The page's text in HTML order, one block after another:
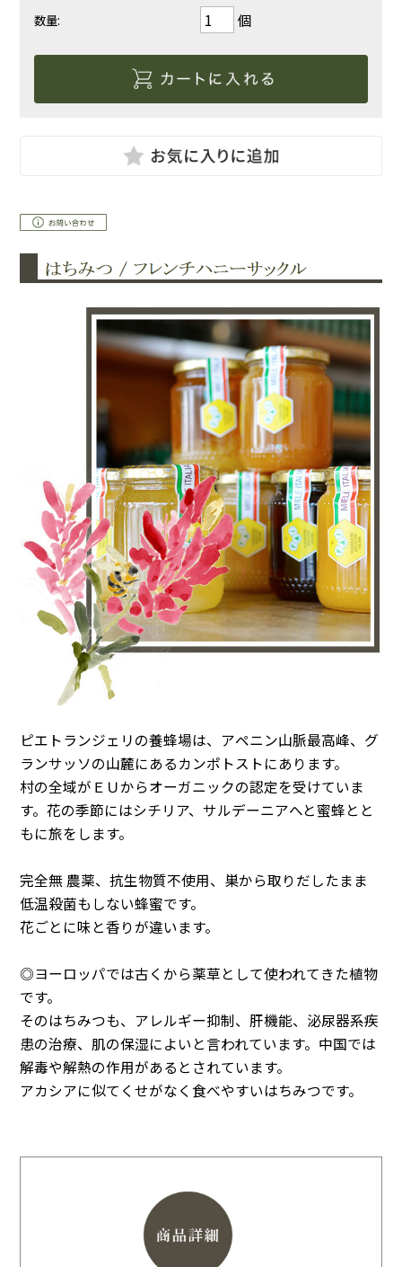
数量: 個
ピエトランジェリの養蜂場は、アペニン山脈最高峰、グ
ランサッソの山麓にあるカンポトストにあります。
村の全域がＥＵからオーガニックの認定を受けていま
す。花の季節にはシチリア、サルデーニアへと蜜蜂とと
もに旅をします。
完全無 農薬、抗生物質不使用、巣から取りだしたまま
低温殺菌もしない蜂蜜です。
花ごとに味と香りが違います。
◎ヨーロッパでは古くから薬草として使われてきた植物
です。
そのはちみつも、アレルギー抑制、肝機能、泌尿器系疾
患の治療、肌の保湿によいと言われています。中国では
解毒や解熱の作用があるとされています。
アカシアに似てくせがなく食べやすいはちみつです。